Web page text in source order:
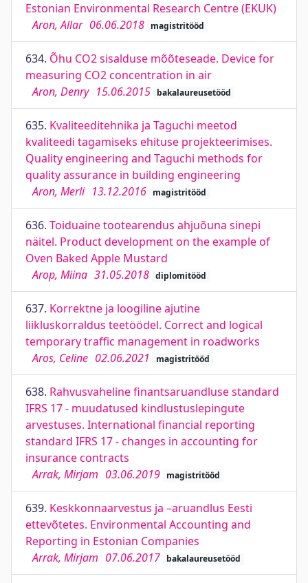
Estonian Environmental Research Centre (EKUK)
Aron, Allar 06.06.2018 magistritööd
634. Õhu CO2 sisalduse mõõteseade. Device for
measuring CO2 concentration in air
Aron, Denry 15.06.2015 bakalaureusetööd
635. Kvaliteeditehnika ja Taguchi meetod
kvaliteedi tagamiseks ehituse projekteerimises.
Quality engineering and Taguchi methods for
quality assurance in building engineering
Aron, Merli 13.12.2016 magistritööd
636. Toiduaine tootearendus ahjuõuna sinepi
näitel. Product development on the example of
Oven Baked Apple Mustard
Arop, Miina 31.05.2018 diplomitööd
637. Korrektne ja loogiline ajutine
liikluskorraldus teetöödel. Correct and logical
temporary traffic management in roadworks
Aros, Celine 02.06.2021 magistritööd
638. Rahvusvaheline finantsaruandluse standard
IFRS 17 - muudatused kindlustuslepingute
arvestuses. International financial reporting
standard IFRS 17 - changes in accounting for
insurance contracts
Arrak, Mirjam 03.06.2019 magistritööd
639. Keskkonnaarvestus ja –aruandlus Eesti
ettevõtetes. Environmental Accounting and
Reporting in Estonian Companies
Arrak, Mirjam 07.06.2017 bakalaureusetööd